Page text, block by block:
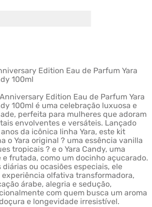
Edition Eau de Parfum Yara
100ml
Edition Eau de Parfum Yara
100ml é uma celebração luxuosa e
perfeita para mulheres que adoram
envolventes e versáteis. Lançado
da icônica linha Yara, este kit
o Yara original ? uma essência vanilla
tropicais ? e o Yara Candy, uma
e frutada, como um docinho açucarado.
ou ocasiões especiais, ele
olfativa transformadora,
árabe, alegria e sedução,
com quem busca um aroma
e longevidade irresistível.